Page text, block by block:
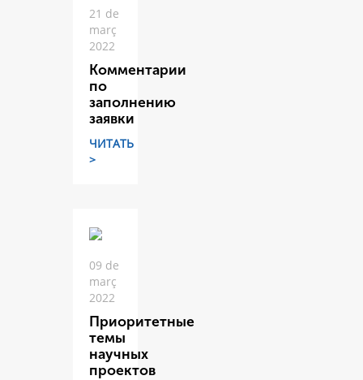
21 de
març
2022
Комментарии
по
заполнению
заявки
ЧИТАТЬ
>
09 de
març
2022
Приоритетные
темы
научных
проектов